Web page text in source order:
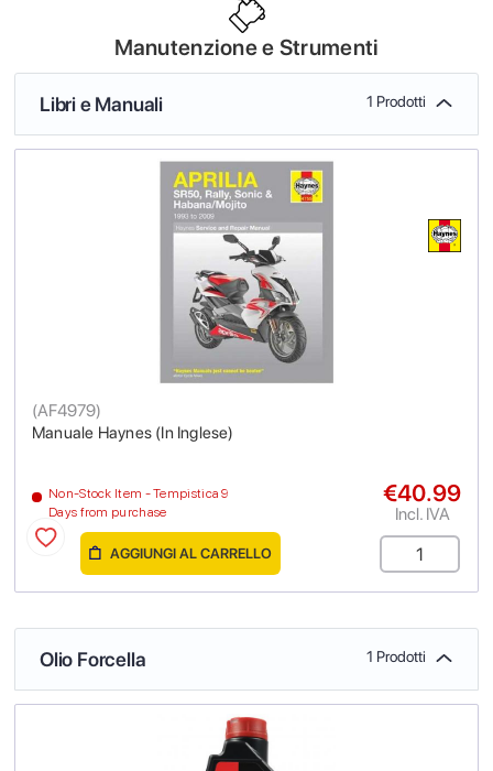
Manutenzione e Strumenti
Libri e Manuali 1 Prodotti
Manuale Haynes (In Inglese)
(AF4979)
Non-Stock Item - Tempistica 9
Days from purchase
€40.99
Incl. IVA
AGGIUNGI AL CARRELLO
Olio Forcella 1 Prodotti